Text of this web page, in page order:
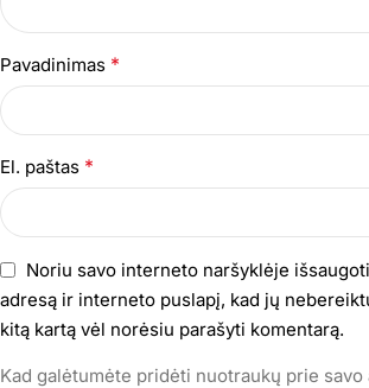
Pavadinimas *
El. paštas *
Noriu savo interneto naršyklėje
adresą ir interneto puslapį, kad jų
kitą kartą vėl norėsiu parašyti komentarą.
Kad galėtumėte pridėti nuotraukų prie